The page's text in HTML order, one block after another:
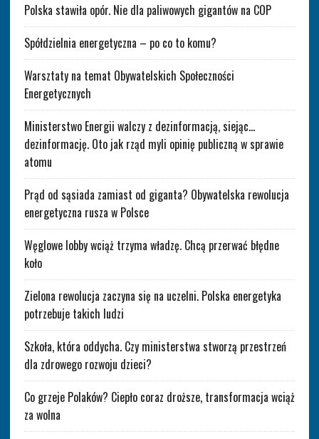
Polska stawiła opór. Nie dla paliwowych gigantów na COP
Spółdzielnia energetyczna – po co to komu?
Warsztaty na temat Obywatelskich Społeczności
Energetycznych
Ministerstwo Energii walczy z dezinformacją, siejąc…
dezinformację. Oto jak rząd myli opinię publiczną w sprawie
atomu
Prąd od sąsiada zamiast od giganta? Obywatelska rewolucja
energetyczna rusza w Polsce
Węglowe lobby wciąż trzyma władzę. Chcą przerwać błędne
koło
Zielona rewolucja zaczyna się na uczelni. Polska energetyka
potrzebuje takich ludzi
Szkoła, która oddycha. Czy ministerstwa stworzą przestrzeń
dla zdrowego rozwoju dzieci?
Co grzeje Polaków? Ciepło coraz droższe, transformacja wciąż
za wolna